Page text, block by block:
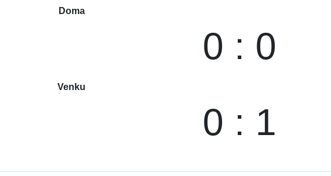
Doma
0 : 0
Venku
0 : 1